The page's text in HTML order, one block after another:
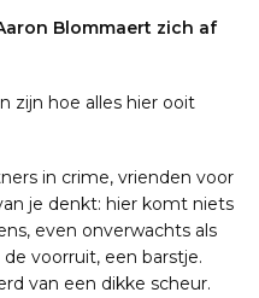
Blommaert zich af
zijn hoe alles hier ooit
in crime, vrienden voor
je denkt: hier komt niets
even onverwachts als
voorruit, een barstje.
van een dikke scheur.